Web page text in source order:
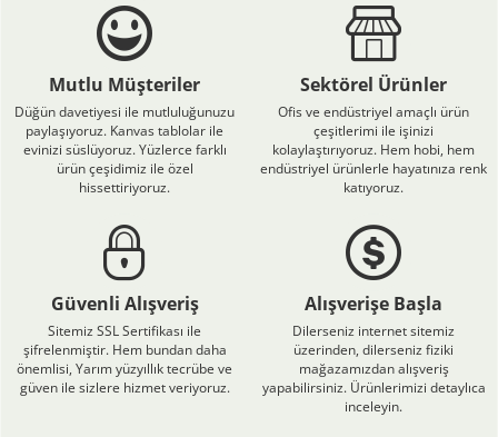
Mutlu Müşteriler
Düğün davetiyesi ile mutluluğunuzu
paylaşıyoruz. Kanvas tablolar ile
evinizi süslüyoruz. Yüzlerce farklı
ürün çeşidimiz ile özel
hissettiriyoruz.
Sektörel Ürünler
Ofis ve endüstriyel amaçlı ürün
çeşitlerimi ile işinizi
kolaylaştırıyoruz. Hem hobi, hem
endüstriyel ürünlerle hayatınıza renk
katıyoruz.
Güvenli Alışveriş
Sitemiz SSL Sertifikası ile
şifrelenmiştir. Hem bundan daha
önemlisi, Yarım yüzyıllık tecrübe ve
güven ile sizlere hizmet veriyoruz.
Alışverişe Başla
Dilerseniz internet sitemiz
üzerinden, dilerseniz fiziki
mağazamızdan alışveriş
yapabilirsiniz. Ürünlerimizi detaylıca
inceleyin.